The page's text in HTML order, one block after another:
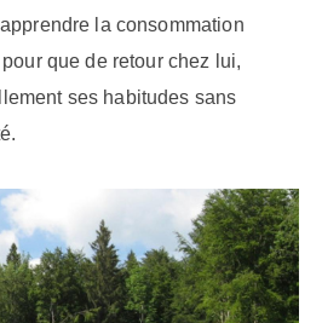
la consommation
que de retour chez lui,
ses habitudes sans